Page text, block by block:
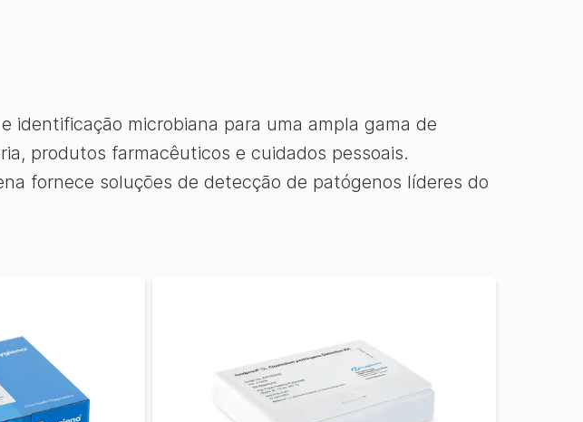
identificação microbiana para uma ampla gama de
produtos farmacêuticos e cuidados pessoais.
fornece soluções de detecção de patógenos líderes do